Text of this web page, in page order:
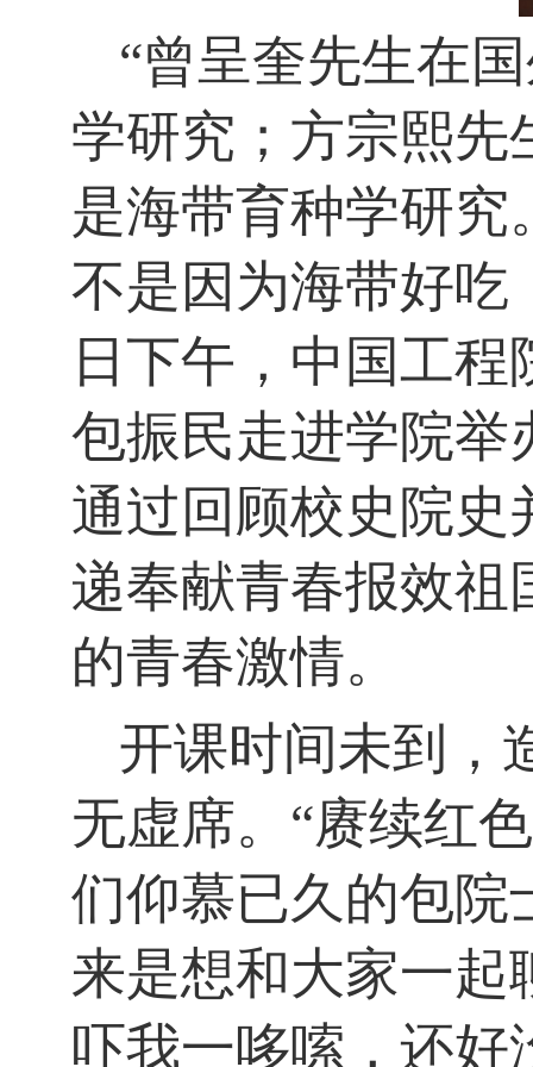
“曾呈奎先生在
学研究；方宗熙先
是海带育种学研究
不是因为海带好吃
日下午，中国工
包振民走进学院举
通过回顾校史院史
递奉献青春报效祖
的青春激情。
开课时间未到，
无虚席。 “赓续红
们仰慕已久的包院
来是想和大家一起
吓我一哆嗦，还好